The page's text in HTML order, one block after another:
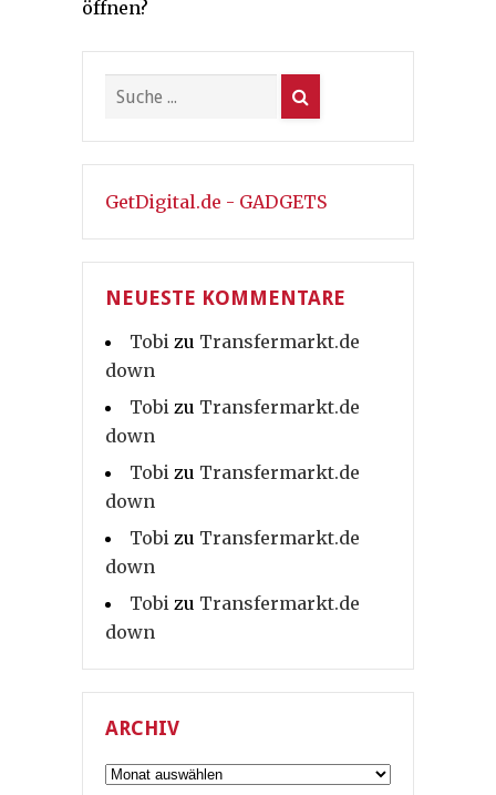
öffnen?
GetDigital.de - GADGETS
NEUESTE KOMMENTARE
Tobi zu Transfermarkt.de
down
Tobi zu Transfermarkt.de
down
Tobi zu Transfermarkt.de
down
Tobi zu Transfermarkt.de
down
Tobi zu Transfermarkt.de
down
ARCHIV
Archiv